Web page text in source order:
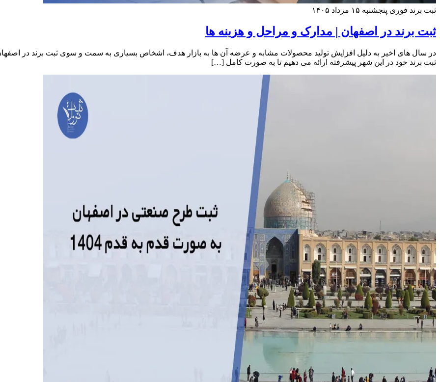
ثبت برند فوری پنجشنبه ۱۵ مرداد ۱۴۰۵
ثبت برند در اصفهان | مدارک و مراحل و هزینه ها
در سال های اخیر به دلیل افزایش تولید محصولات مشابه و عرضه آن ها به بازار هدف، اشخاص بسیاری به سمت و سوی ثبت برند در اصفهان
ثبت برند خود در این شهر پیشرفته ارائه می دهیم تا به صورت کامل […]